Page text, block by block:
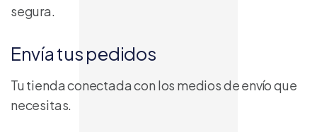
segura.
Envía tus pedidos
Tu tienda conectada con los medios de envío que
necesitas.